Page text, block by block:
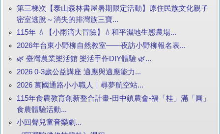
第三梯次【泰山森林書屋暑期限定活動】原住民族文化親子
密室逃脫～消失的排灣族三寶...
115年 💧【小雨滴大冒險】💧和平濕地生態農場...
2026年台東小野柳自然教室——夜訪小野柳報名表...
🌿 臺灣農業樂活館 樂活手作DIY體驗 🌿...
2026 0-3歲公益講座 適應與適應能力...
2026 萬國通路小小職人｜尋夢航空站...
115年食農教育創新整合計畫-田中鎮農會-福「桂」滿「圓」
食農體驗活動...
小回聲兒童音樂劇...